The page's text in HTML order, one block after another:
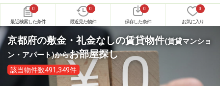
0
最近検索した条件
0
最近見た物件
0
保存した条件
0
お気に入り
京都府の敷金・礼金なしの賃貸物件(賃貸マンショ
ン・アパート)からお部屋探し
該当物件数491,349件